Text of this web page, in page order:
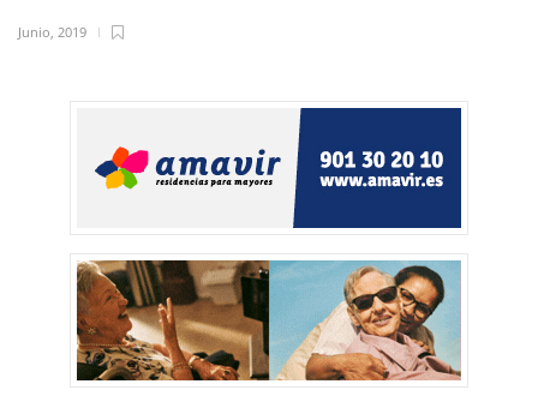
Junio, 2019